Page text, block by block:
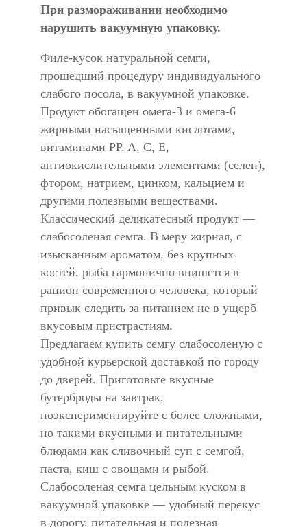
При размораживании необходимо
нарушить вакуумную упаковку.
Филе-кусок натуральной семги,
прошедший процедуру индивидуального
слабого посола, в вакуумной упаковке.
Продукт обогащен омега-3 и омега-6
жирными насыщенными кислотами,
витаминами PP, A, C, E,
антиокислительными элементами (селен),
фтором, натрием, цинком, кальцием и
другими полезными веществами.
Классический деликатесный продукт —
слабосоленая семга. В меру жирная, с
изысканным ароматом, без крупных
костей, рыба гармонично впишется в
рацион современного человека, который
привык следить за питанием не в ущерб
вкусовым пристрастиям.
Предлагаем купить семгу слабосоленую с
удобной курьерской доставкой по городу
до дверей. Приготовьте вкусные
бутерброды на завтрак,
поэкспериментируйте с более сложными,
но такими вкусными и питательными
блюдами как сливочный суп с семгой,
паста, киш с овощами и рыбой.
Слабосоленая семга цельным куском в
вакуумной упаковке — удобный перекус
в дорогу, питательная и полезная